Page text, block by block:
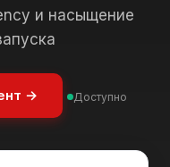
и насыщение
→ Доступно